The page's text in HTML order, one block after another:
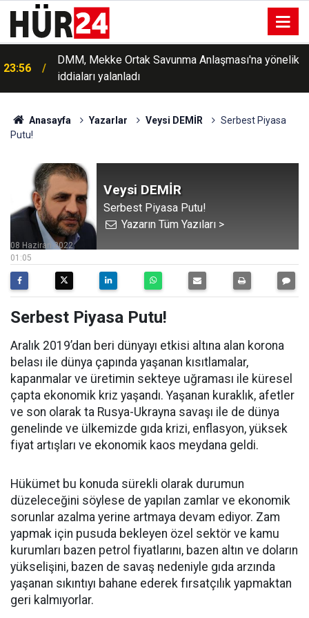
23:47
İtalya, İspanya'dan gelen üçüncü ülke vatandaşlarına
yönelik geçici kısıtlamaları gevşetmeyeceğini
açıkladı
Anasayfa Yazarlar Veysi DEMİR
Serbest Piyasa
Putu!
Veysi DEMİR
Serbest Piyasa Putu!
Yazarın Tüm Yazıları >
01:05
08 Haziran 2022
Serbest Piyasa Putu!
Aralık 2019’dan beri dünyayı etkisi altına alan korona
belası ile dünya çapında yaşanan kısıtlamalar,
kapanmalar ve üretimin sekteye uğraması ile küresel
çapta ekonomik kriz yaşandı. Yaşanan kuraklık, afetler
ve son olarak ta Rusya-Ukrayna savaşı ile de dünya
genelinde ve ülkemizde gıda krizi, enflasyon, yüksek
fiyat artışları ve ekonomik kaos meydana geldi.
Hükümet bu konuda sürekli olarak durumun
düzeleceğini söylese de yapılan zamlar ve ekonomik
sorunlar azalma yerine artmaya devam ediyor. Zam
yapmak için pusuda bekleyen özel sektör ve kamu
kurumları bazen petrol fiyatlarını, bazen altın ve doların
yükselişini, bazen de savaş nedeniyle gıda arzında
yaşanan sıkıntıyı bahane ederek fırsatçılık yapmaktan
geri kalmıyorlar.